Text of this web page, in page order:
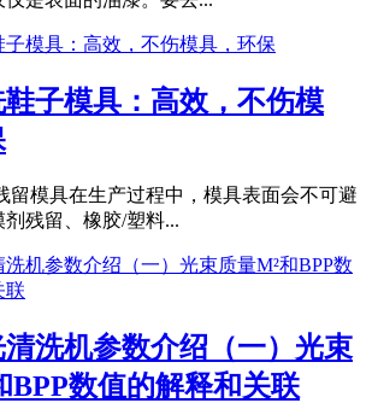
子模具：高效，不伤模
留模具在生产过程中，模具表面会不可避
残留、橡胶/塑料...
洗机参数介绍（一）光束
BPP数值的解释和关联